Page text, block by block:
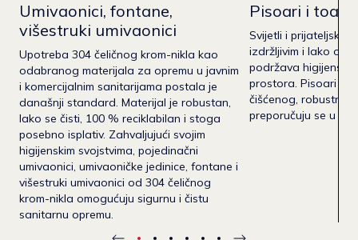
Umivaonici, fontane,
višestruki umivaonici
Upotreba 304 čeličnog krom-nikla kao
odabranog materijala za opremu u javnim
i komercijalnim sanitarijama postala je
današnji standard. Materijal je robustan,
lako se čisti, 100 % reciklabilan i stoga
posebno isplativ. Zahvaljujući svojim
higijenskim svojstvima, pojedinačni
umivaonici, umivaoničke jedinice, fontane i
višestruki umivaonici od 304 čeličnog
krom-nikla omogućuju sigurnu i čistu
sanitarnu opremu.
Pisoari i
Svijetli i prijateljski
izdržljivim i lako
podržava higijenski
prostora. Pisoari i
čišćenog,
preporučuju se u